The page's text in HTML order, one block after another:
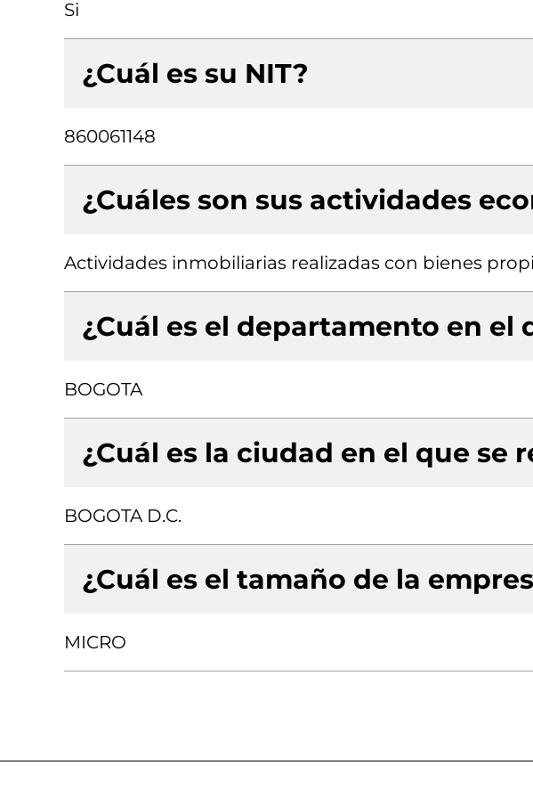
Si
¿Cuál es su NIT?
860061148
¿Cuáles son sus actividades
Actividades inmobiliarias realizadas con bienes
¿Cuál es el departamento en el
BOGOTA
¿Cuál es la ciudad en el que se
BOGOTA D.C.
¿Cuál es el tamaño de la
MICRO